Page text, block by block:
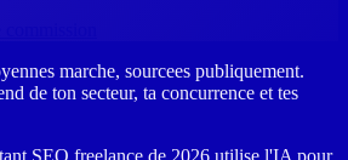
marche, sourcees publiquement.
de ton secteur, ta concurrence et tes
SEO freelance de 2026 utilise l'IA pour